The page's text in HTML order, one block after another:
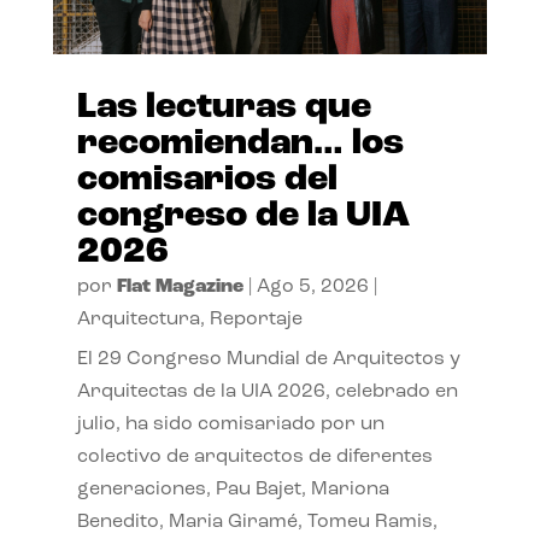
Las lecturas que
recomiendan… los
comisarios del
congreso de la UIA
2026
por Flat Magazine| Ago 5, 2026
Arquitectura, Reportaje
El 29 Congreso Mundial de Arquitectos y
Arquitectas de la UIA 2026, celebrado en
julio, ha sido comisariado por un
colectivo de arquitectos de diferentes
generaciones, Pau Bajet, Mariona
Benedito, Maria Giramé, Tomeu Ramis,